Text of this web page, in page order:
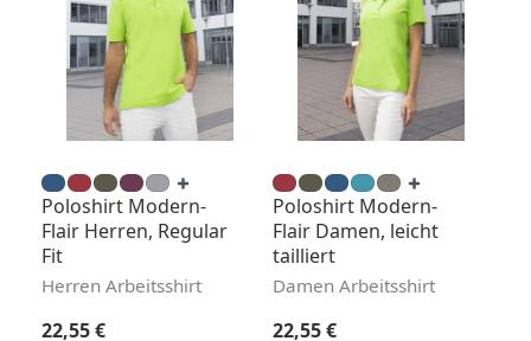
Poloshirt Modern-
Flair Herren, Regular
Fit
Herren Arbeitsshirt
Regulärer Preis:
22,55 €
Poloshirt Modern-
Flair Damen, leicht
tailliert
Damen Arbeitsshirt
Regulärer Preis:
22,55 €